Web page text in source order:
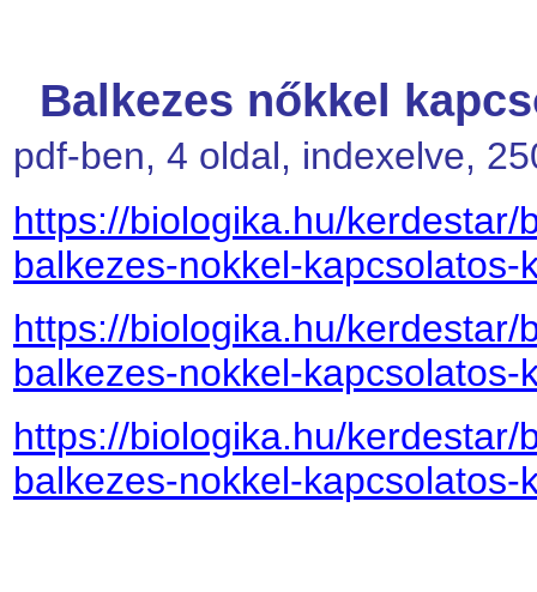
Balkezes nőkkel
pdf-ben, 4 oldal, indexelve,
https://biologika.hu/
balkezes-nokkel-
https://biologika.hu/
balkezes-nokkel-
https://biologika.hu/
balkezes-nokkel-